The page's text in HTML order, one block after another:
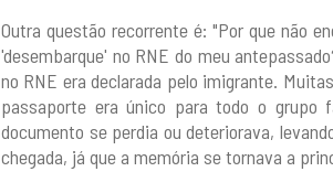
Outra questão recorrente é: "Por que não
'desembarque' no RNE do meu
no RNE era declarada pelo imigrante.
passaporte era único para todo o
documento se perdia ou deteriorava,
chegada, já que a memória se tornava a